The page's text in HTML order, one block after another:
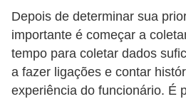
Depois de determinar sua
importante é começar a
tempo para coletar dados
a fazer ligações e contar
experiência do funcionário. É